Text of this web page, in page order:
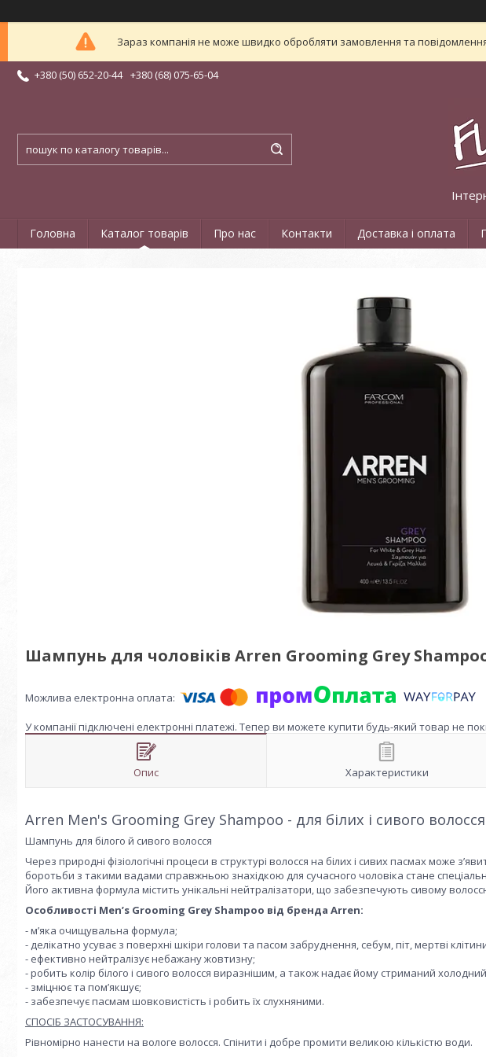
Зараз компанія не може швидко обробляти замовлення та
+380 (50) 652-20-44 +380 (68) 075-65-04
Головна Каталог товарів Про нас Контакти Доставка і оплата
Шампунь для чоловіків Arren Grooming Grey Shampoo
У компанії підключені електронні платежі. Тепер ви можете купити будь-який товар не
Опис Характеристики
Arren Men's Grooming Grey Shampoo - для білих і сивого волосся
Шампунь для білого й сивого волосся
Через природні фізіологічні процеси в структурі волосся на білих і сивих пасмах може
боротьби з такими вадами справжньою знахідкою для сучасного чоловіка стане
Його активна формула містить унікальні нейтралізатори, що забезпечують сивому
Особливості Menʼs Grooming Grey Shampoo від бренда Arren:
- мʼяка очищувальна формула;
- делікатно усуває з поверхні шкіри голови та пасом забруднення, себум, піт, мертві
- ефективно нейтралізує небажану жовтизну;
- робить колір білого і сивого волосся виразнішим, а також надає йому стриманий
- зміцнює та помʼякшує;
- забезпечує пасмам шовковистість і робить їх слухняними.
СПОСІБ ЗАСТОСУВАННЯ:
Рівномірно нанести на вологе волосся. Спінити і добре промити великою кількістю води.